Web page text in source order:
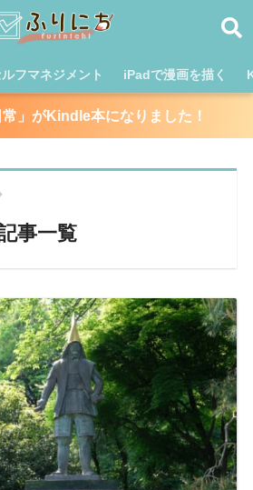
ルフマネジメント iPadで漫画を描く
」がKindle本になりました！
事一覧